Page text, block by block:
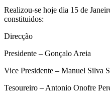
Realizou-se hoje dia 15 de
constituidos:
Direcção
Presidente – Gonçalo Areia
Vice Presidente – Manuel Silva
Tesoureiro – Antonio Onofre